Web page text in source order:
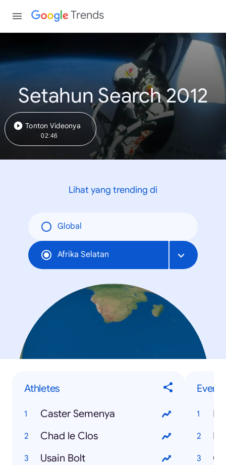
Trends
Setahun Search 2012
Tonton Videonya
02:46
Lihat yang trending di
Global
Afrika Selatan
Athletes
Caster Semenya
Chad le Clos
Usain Bolt
Events